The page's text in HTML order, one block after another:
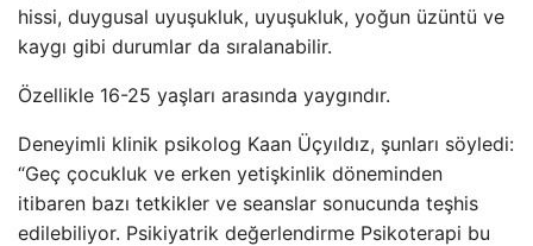
hissi, duygusal uyuşukluk, uyuşukluk, yoğun üzüntü ve
kaygı gibi durumlar da sıralanabilir.
Özellikle 16-25 yaşları arasında yaygındır.
Deneyimli klinik psikolog Kaan Üçyıldız, şunları söyledi:
“Geç çocukluk ve erken yetişkinlik döneminden
itibaren bazı tetkikler ve seanslar sonucunda teşhis
edilebiliyor. Psikiyatrik değerlendirme Psikoterapi bu